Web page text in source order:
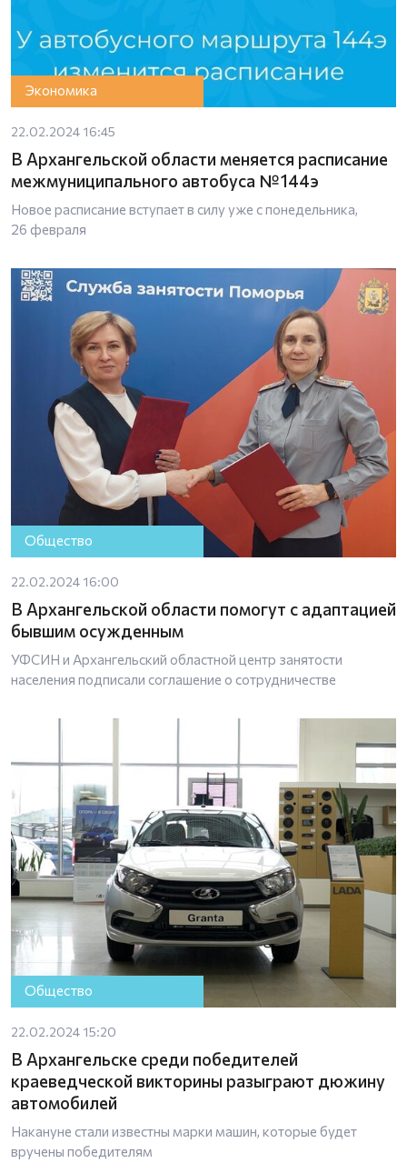
Экономика
22.02.2024 16:45
В Архангельской области меняется расписание
межмуниципального автобуса № 144э
Новое расписание вступает в силу уже с понедельника,
26 февраля
Общество
22.02.2024 16:00
В Архангельской области помогут с адаптацией
бывшим осужденным
УФСИН и Архангельский областной центр занятости
населения подписали соглашение о сотрудничестве
Общество
22.02.2024 15:20
В Архангельске среди победителей
краеведческой викторины разыграют дюжину
автомобилей
Накануне стали известны марки машин, которые будет
вручены победителям